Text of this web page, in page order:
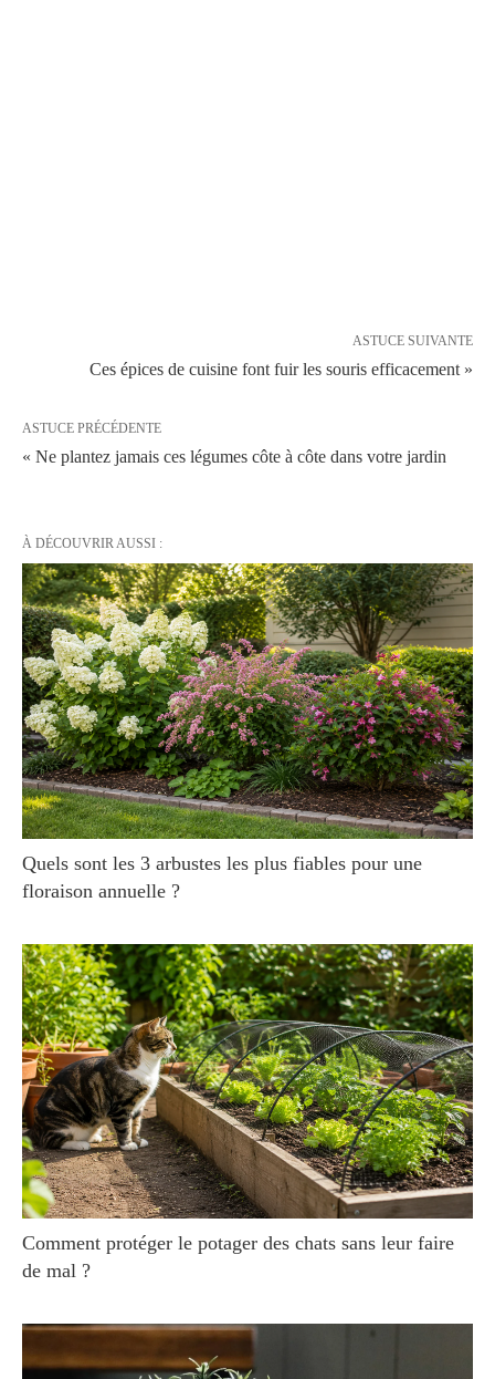
ASTUCE SUIVANTE
Ces épices de cuisine font fuir les souris efficacement »
ASTUCE PRÉCÉDENTE
« Ne plantez jamais ces légumes côte à côte dans votre jardin
À DÉCOUVRIR AUSSI :
Quels sont les 3 arbustes les plus fiables pour une
floraison annuelle ?
Comment protéger le potager des chats sans leur faire
de mal ?